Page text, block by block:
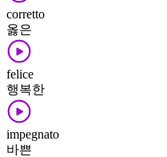
corretto
옳은
felice
행복한
impegnato
바쁜